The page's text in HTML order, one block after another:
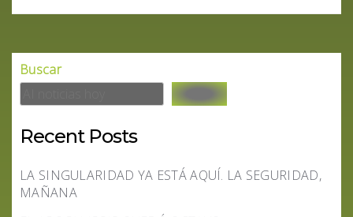
Buscar
Recent Posts
LA SINGULARIDAD YA ESTÁ AQUÍ. LA SEGURIDAD,
MAÑANA